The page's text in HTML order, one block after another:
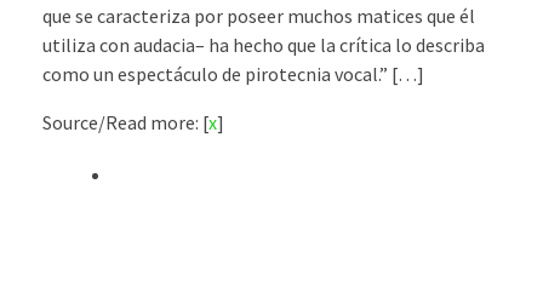
que se caracteriza por poseer muchos matices que él
utiliza con audacia– ha hecho que la crítica lo describa
como un espectáculo de pirotecnia vocal.” […]
Source/Read more: [x]